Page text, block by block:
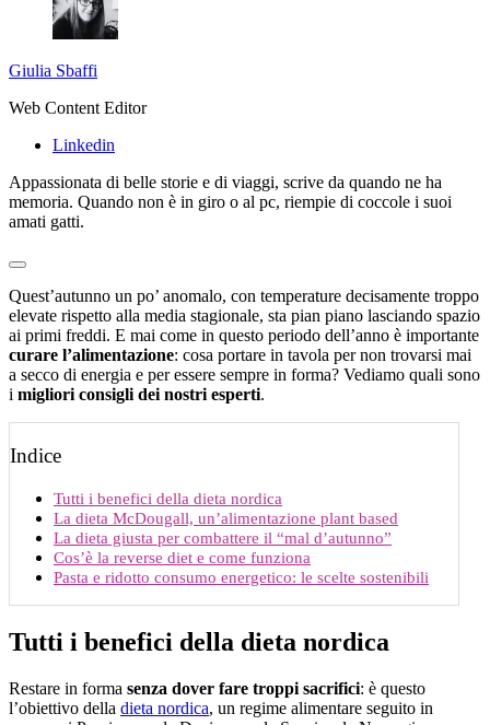
Giulia Sbaffi
Web Content Editor
Linkedin
Appassionata di belle storie e di viaggi, scrive da quando ne ha
memoria. Quando non è in giro o al pc, riempie di coccole i suoi
amati gatti.
Quest’autunno un po’ anomalo, con temperature decisamente troppo
elevate rispetto alla media stagionale, sta pian piano lasciando spazio
ai primi freddi. E mai come in questo periodo dell’anno è importante
curare l’alimentazione: cosa portare in tavola per non trovarsi mai
a secco di energia e per essere sempre in forma? Vediamo quali sono
i migliori consigli dei nostri esperti.
Indice
Tutti i benefici della dieta nordica
La dieta McDougall, un’alimentazione plant based
La dieta giusta per combattere il “mal d’autunno”
Cos’è la reverse diet e come funziona
Pasta e ridotto consumo energetico: le scelte sostenibili
Tutti i benefici della dieta nordica
Restare in forma senza dover fare troppi sacrifici: è questo
l’obiettivo della dieta nordica, un regime alimentare seguito in